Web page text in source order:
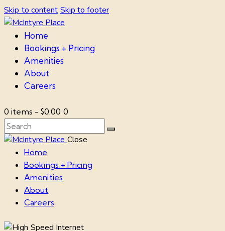
Skip to content Skip to footer
Home
Bookings + Pricing
Amenities
About
Careers
0 items -$0.00 0
Close
Home
Bookings + Pricing
Amenities
About
Careers